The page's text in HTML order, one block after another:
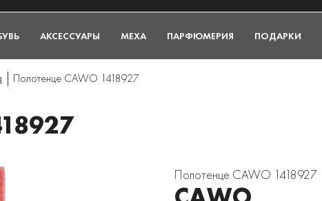
АКСЕССУАРЫ МЕХА ПАРФЮМЕРИЯ ПОДАРКИ
Полотенце CAWO 1418927
Полотенце CAWO 1418927